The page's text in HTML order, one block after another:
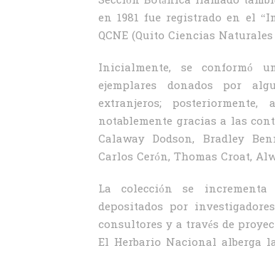
en 1981 fue registrado en el
QCNE (Quito Ciencias Naturales
Inicialmente, se conformó
ejemplares donados por
extranjeros;
notablemente gracias a las
Calaway Dodson, Bradley
Carlos Cerón, Thomas Croat,
La colección se incrementa
depositados por
consultores y a través de
El Herbario Nacional alberga